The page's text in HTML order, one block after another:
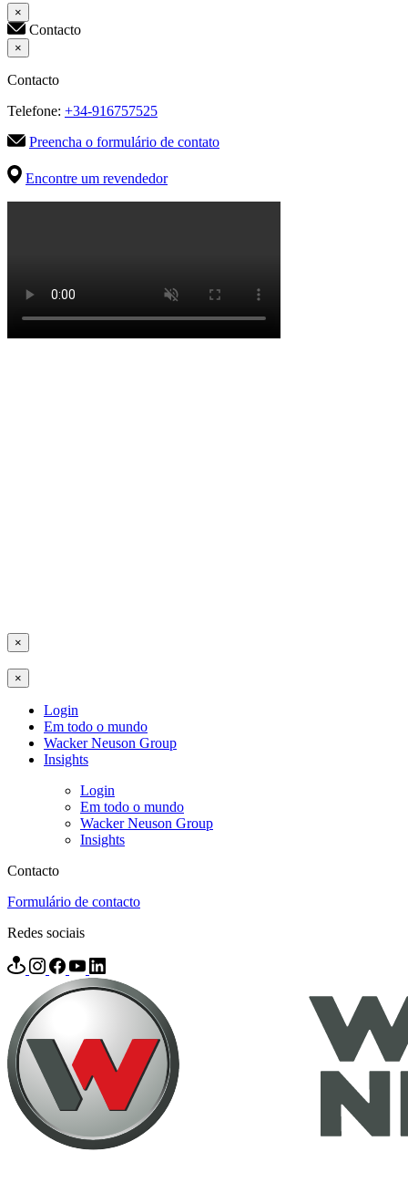
×
Contacto
×
Contacto
Telefone: +34-916757525
Preencha o formulário de contato
Encontre um revendedor
×
×
Login
Em todo o mundo
Wacker Neuson Group
Insights
Login
Em todo o mundo
Wacker Neuson Group
Insights
Contacto
Formulário de contacto
Redes sociais